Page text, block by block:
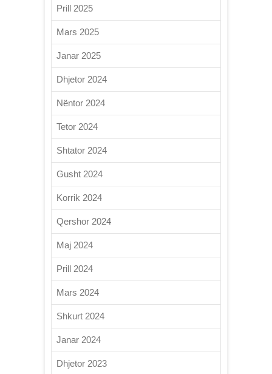
Prill 2025
Mars 2025
Janar 2025
Dhjetor 2024
Nëntor 2024
Tetor 2024
Shtator 2024
Gusht 2024
Korrik 2024
Qershor 2024
Maj 2024
Prill 2024
Mars 2024
Shkurt 2024
Janar 2024
Dhjetor 2023